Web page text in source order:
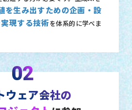
を生み出すための企画・設
現する技術を体系的に学べま
02
ウェア会社の